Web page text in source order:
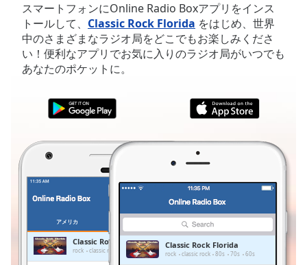
Mute
Current
Time0:00
Duration-:-
Seek to
live,
behind
Remaining
スマートフォンにOnline Radio Boxアプリをインス
トールして、 Classic Rock Florida をはじめ、世界
中のさまざまなラジオ局をどこでもお楽しみくださ
い！便利なアプリでお気に入りのラジオ局がいつでも
あなたのポケットに。
アメリカ
Classic Rock Florida
rock classic rock 80s 70s 60s
Classic Rock Florida
rock classic rock 80s 70s 60s